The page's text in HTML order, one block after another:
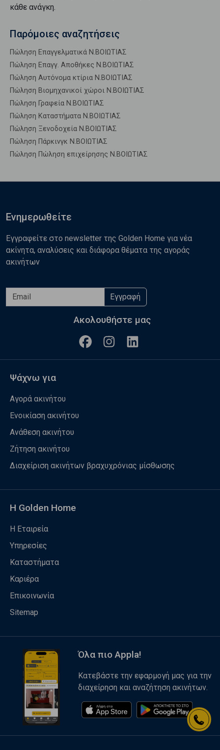
κάθε ανάγκη.
Παρόμοιες αναζητήσεις
Πώληση Επαγγελματικά Ν.ΒΟΙΩΤΙΑΣ
Πώληση Επαγγ. Αποθήκες Ν.ΒΟΙΩΤΙΑΣ
Πώληση Αυτόνομα κτίρια Ν.ΒΟΙΩΤΙΑΣ
Πώληση Βιομηχανικοί χώροι Ν.ΒΟΙΩΤΙΑΣ
Πώληση Γραφεία Ν.ΒΟΙΩΤΙΑΣ
Πώληση Καταστήματα Ν.ΒΟΙΩΤΙΑΣ
Πώληση Ξενοδοχεία Ν.ΒΟΙΩΤΙΑΣ
Πώληση Πάρκινγκ Ν.ΒΟΙΩΤΙΑΣ
Πώληση Πώληση επιχείρησης Ν.ΒΟΙΩΤΙΑΣ
Ενημερωθείτε
Εγγραφείτε στο newsletter της Golden Home για νέα
ακίνητα, αναλύσεις και διάφορα θέματα της αγοράς
ακινήτων
Εγγραφή
Ακολουθήστε μας
Ψάχνω για
Αγορά ακινήτου
Ενοικίαση ακινήτου
Ανάθεση ακινήτου
Ζήτηση ακινήτου
Διαχείριση ακινήτων βραχυχρόνιας μίσθωσης
Η Golden Home
Η Εταιρεία
Υπηρεσίες
Καταστήματα
Καριέρα
Επικοινωνία
Sitemap
Όλα πιο Appla!
Κατεβάστε την εφαρμογή μας για την
διαχείρηση και αναζήτηση ακινήτων.